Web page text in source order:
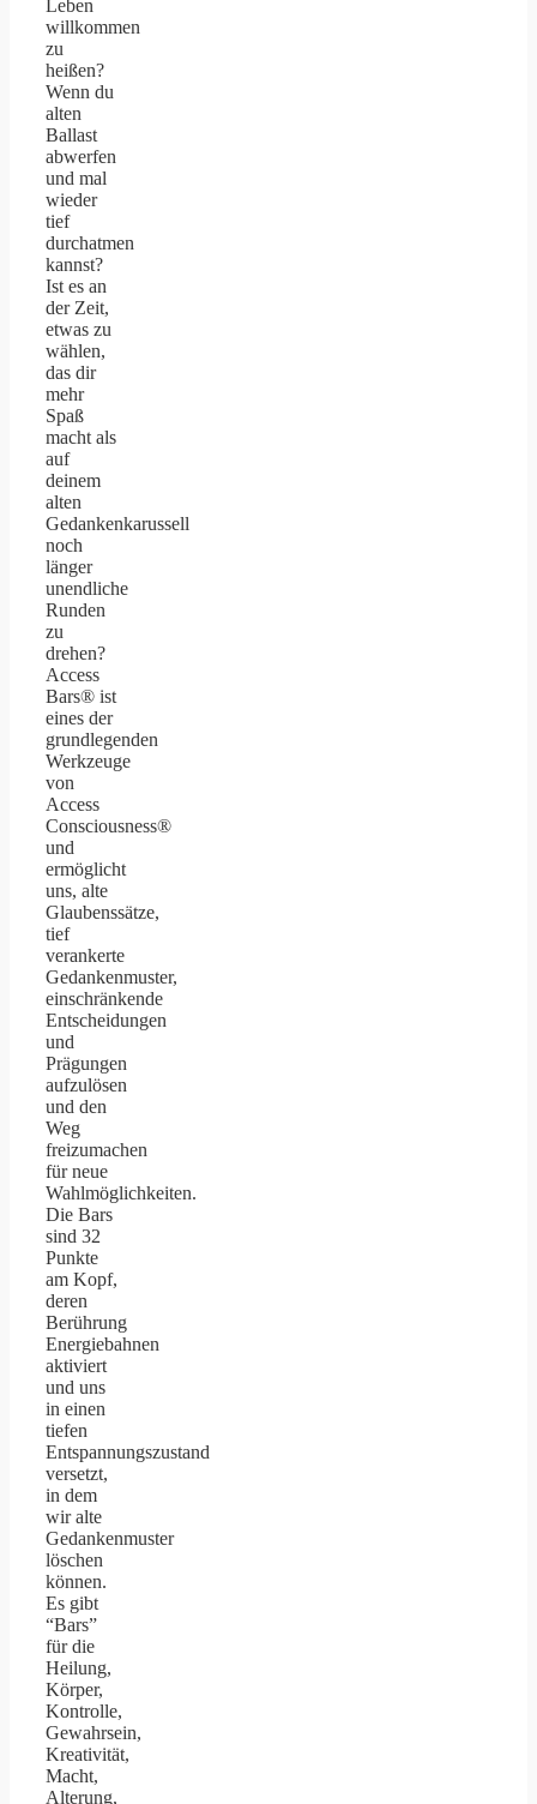
Leben
willkommen
zu
heißen?
Wenn du
alten
Ballast
abwerfen
und mal
wieder
tief
durchatmen
kannst?
Ist es an
der Zeit,
etwas zu
wählen,
das dir
mehr
Spaß
macht als
auf
deinem
alten
Gedankenkarussell
noch
länger
unendliche
Runden
zu
drehen?
Access
Bars® ist
eines der
grundlegenden
Werkzeuge
von
Access
Consciousness®
und
ermöglicht
uns, alte
Glaubenssätze,
tief
verankerte
Gedankenmuster,
einschränkende
Entscheidungen
und
Prägungen
aufzulösen
und den
Weg
freizumachen
für neue
Wahlmöglichkeiten.
Die Bars
sind 32
Punkte
am Kopf,
deren
Berührung
Energiebahnen
aktiviert
und uns
in einen
tiefen
Entspannungszustand
versetzt,
in dem
wir alte
Gedankenmuster
löschen
können.
Es gibt
“Bars”
für die
Heilung,
Körper,
Kontrolle,
Gewahrsein,
Kreativität,
Macht,
Alterung,